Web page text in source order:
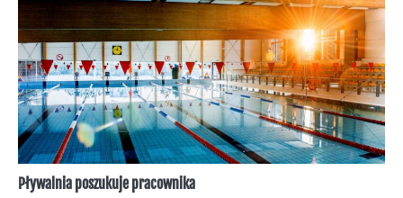
Pływalnia poszukuje pracownika